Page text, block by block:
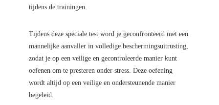
tijdens de trainingen.
Tijdens deze speciale test word je geconfronteerd met een
mannelijke aanvaller in volledige beschermingsuitrusting,
zodat je op een veilige en gecontroleerde manier kunt
oefenen om te presteren onder stress. Deze oefening
wordt altijd op een veilige en ondersteunende manier
begeleid.